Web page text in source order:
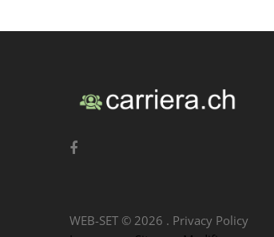
WEB-SET © 2026 . Privacy Policy